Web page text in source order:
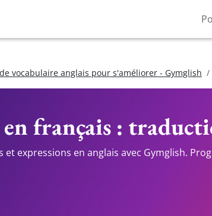
vocabulaire anglais pour s'améliorer - Gymglish
en français :
expressions en anglais avec Gymglish.